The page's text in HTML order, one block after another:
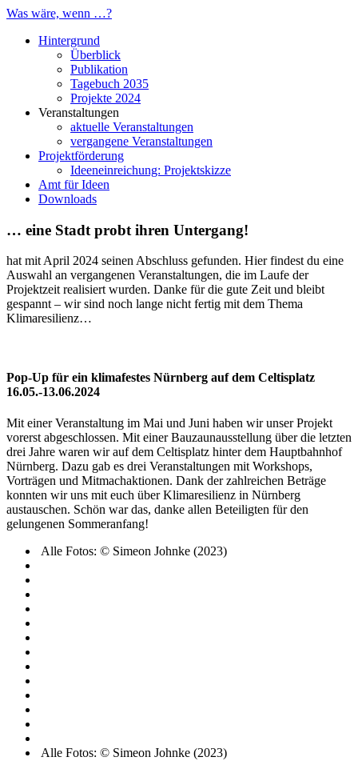
Was wäre, wenn …?
Hintergrund
Überblick
Publikation
Tagebuch 2035
Projekte 2024
Veranstaltungen
aktuelle Veranstaltungen
vergangene Veranstaltungen
Projektförderung
Ideeneinreichung: Projektskizze
Amt für Ideen
Downloads
… eine Stadt probt ihren Untergang!
hat mit April 2024 seinen Abschluss gefunden. Hier findest du eine
Auswahl an vergangenen Veranstaltungen, die im Laufe der
Projektzeit realisiert wurden. Danke für die gute Zeit und bleibt
gespannt – wir sind noch lange nicht fertig mit dem Thema
Klimaresilienz…
Pop-Up für ein klimafestes Nürnberg auf dem Celtisplatz
16.05.-13.06.2024
Mit einer Veranstaltung im Mai und Juni haben wir unser Projekt
vorerst abgeschlossen. Mit einer Bauzaunausstellung über die letzten
drei Jahre waren wir auf dem Celtisplatz hinter dem Hauptbahnhof
Nürnberg. Dazu gab es drei Veranstaltungen mit Workshops,
Vorträgen und Mitmachaktionen. Dank der zahlreichen Beträge
konnten wir uns mit euch über Klimaresilienz in Nürnberg
austauschen. Schön war das, danke allen Beteiligten für den
gelungenen Sommeranfang!
Alle Fotos: © Simeon Johnke (2023)
Alle Fotos: © Simeon Johnke (2023)